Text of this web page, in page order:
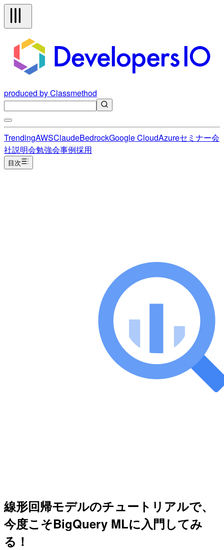
produced by Classmethod
TrendingAWSClaudeBedrockGoogle CloudAzureセミナー会
社説明会勉強会事例採用
目次
線形回帰モデルのチュートリアルで、
今度こそBigQuery MLに入門してみ
る！